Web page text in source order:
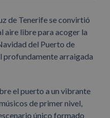
de Tenerife se convirtió
aire libre para acoger la
del Puerto de
profundamente arraigada
el puerto a un vibrante
de primer nivel,
único formado